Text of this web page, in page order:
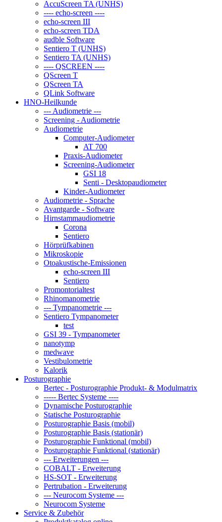
AccuScreen TA (UNHS)
---- echo-screen ----
echo-screen III
echo-screen TDA
audble Software
Sentiero T (UNHS)
Sentiero TA (UNHS)
---- QSCREEN ----
QScreen T
QScreen TA
QLink Software
HNO-Heilkunde
--- Audiometrie ---
Screening - Audiometrie
Audiometrie
Computer-Audiometer
AT 700
Praxis-Audiometer
Screening-Audiometer
GSI 18
Senti - Desktopaudiometer
Kinder-Audiometer
Audiometrie - Sprache
Avantgarde - Software
Hirnstammaudiometrie
Corona
Sentiero
Hörprüfkabinen
Mikroskopie
Otoakustische-Emissionen
echo-screen III
Sentiero
Promontorialtest
Rhinomanometrie
--- Tympanometrie ---
Sentiero Tympanometer
test
GSI 39 - Tympanometer
nanotymp
medwave
Vestibulometrie
Kalorik
Posturographie
Bertec - Posturographie Produkt- & Modulmatrix
----- Bertec Systeme ----
Dynamische Posturographie
Statische Posturographie
Posturographie Basis (mobil)
Posturographie Basis (stationär)
Posturographie Funktional (mobil)
Posturographie Funktional (stationär)
--- Erweiterungen ---
COBALT - Erweiterung
HS-SOT - Erweiterung
Pertrubation - Erweiterung
--- Neurocom Systeme ---
Neurocom Systeme
Service & Zubehör